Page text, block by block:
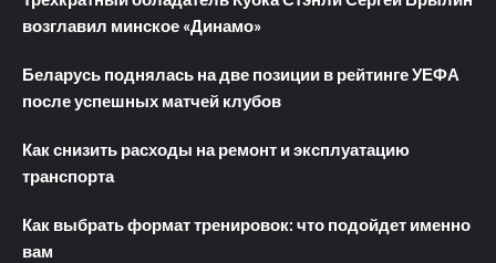
возглавил минское «Динамо»
Беларусь поднялась на две позиции в рейтинге УЕФА
после успешных матчей клубов
Как снизить расходы на ремонт и эксплуатацию
транспорта
Как выбрать формат тренировок: что подойдет именно
вам